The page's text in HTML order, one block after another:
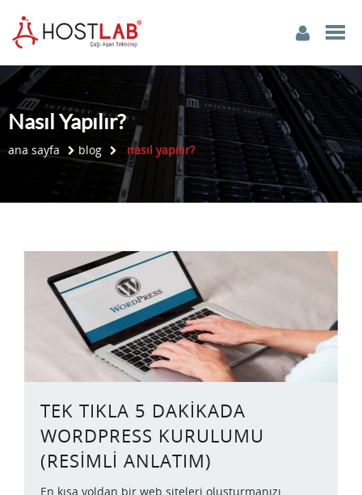
Nasıl Yapılır?
ana sayfa blog nasıl yapılır?
TEK TIKLA 5 DAKIKADA
WORDPRESS KURULUMU
(RESIMLI ANLATIM)
En kısa yoldan bir web siteleri oluşturmanızı